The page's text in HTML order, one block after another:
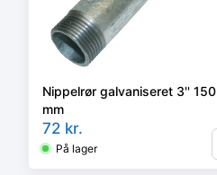
Nippelrør galvaniseret 3'' 150
mm
72 kr.
På lager